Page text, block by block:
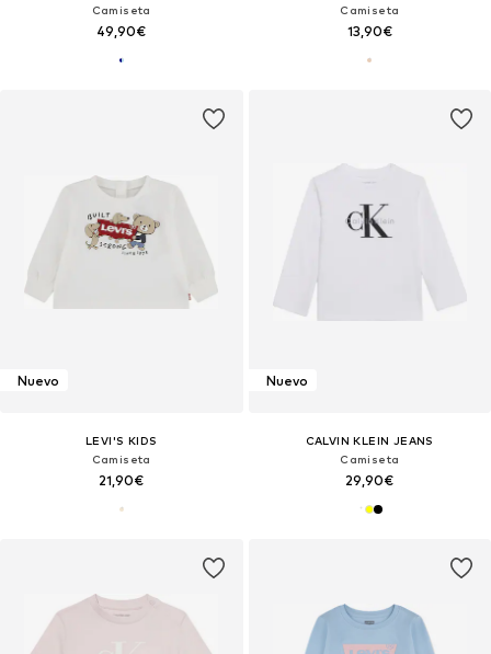
Camiseta
49,90€
Camiseta
13,90€
Nuevo
LEVI'S KIDS
Camiseta
21,90€
Nuevo
CALVIN KLEIN JEANS
Camiseta
29,90€